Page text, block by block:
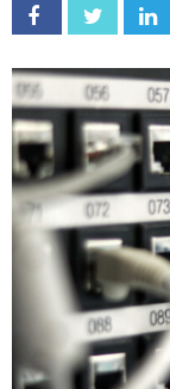
Facebook Twitter